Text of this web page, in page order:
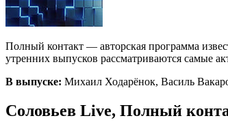
Полный контакт — авторская программа
утренних выпусков рассматриваются самые
В выпуске: Михаил Ходарёнок, Василь
Соловьев Live, Полный